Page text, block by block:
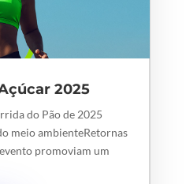
2025
do Pão de 2025
meio ambienteRetornas
promoviam um